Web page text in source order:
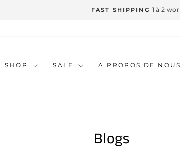
FAST SHIPPING 1 à 2 working days
SHOP SALE A PROPOS DE NOUS
Blogs